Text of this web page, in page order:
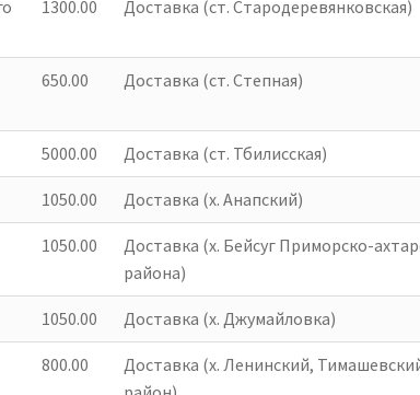
1300.00 Доставка (ст. Стародеревянковская)
650.00 Доставка (ст. Степная)
5000.00 Доставка (ст. Тбилисская)
1050.00 Доставка (х. Анапский)
1050.00
Доставка (х. Бейсуг Приморско-
района)
1050.00 Доставка (х. Джумайловка)
800.00
Доставка (х. Ленинский,
8017
р.
125*90 Мм. (графит)
290.00р.